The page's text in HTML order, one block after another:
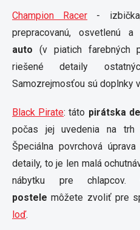
Champion Racer -
prepracovanú, osvetlenú a
auto (v piatich farebných
riešené detaily
Samozrejmosťou sú doplnky
Black Pirate: táto pirátska
počas jej uvedenia na
Špeciálna povrchová
detaily, to je len malá
nábytku pre chlapcov.
postele môžete zvoliť pre
loď.